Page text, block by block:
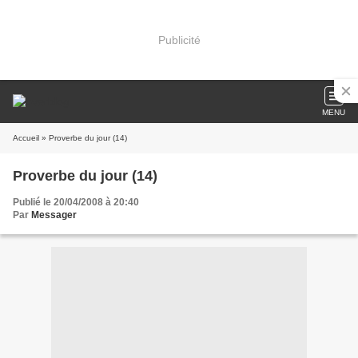
Publicité
MENU
Accueil » Proverbe du jour (14)
Proverbe du jour (14)
Publié le 20/04/2008 à 20:40
Par Messager